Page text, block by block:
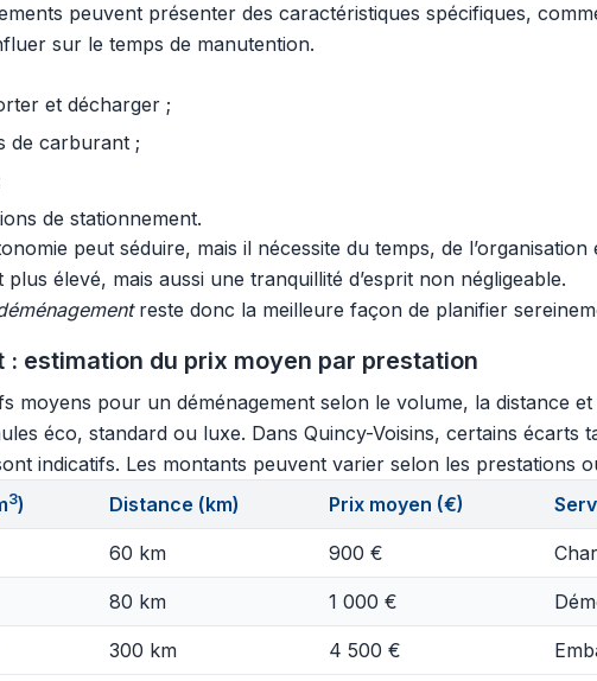
peuvent présenter des caractéristiques spécifiques,
sur le temps de manutention.
et décharger ;
de carburant ;
de stationnement.
peut séduire, mais il nécessite du temps, de
élevé, mais aussi une tranquillité d’esprit non négligeable.
reste donc la meilleure façon de planifier
estimation du prix moyen par prestation
moyens pour un déménagement selon le volume, la distance
éco, standard ou luxe. Dans Quincy-Voisins, certains
indicatifs. Les montants peuvent varier selon les prestations
3) Distance (km) Prix moyen (€)
60 km 900 €
80 km 1 000 €
300 km 4 500 €